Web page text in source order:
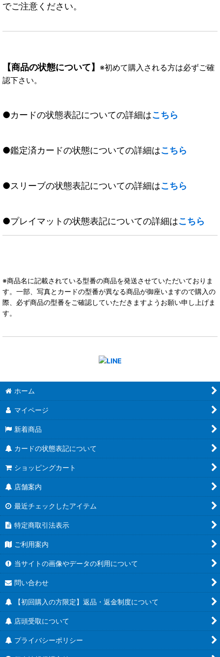
でご注意ください。
【商品の状態について】 ※初めて購入される方は必ずご確
認下さい。
●カードの状態表記についての詳細はこちら
●鑑定済カードの状態についての詳細はこちら
●スリーブの状態表記についての詳細はこちら
●プレイマットの状態表記についての詳細はこちら
※商品名に記載されている型番の商品を発送させていただいておりま
す。一部、写真とカードの型番が異なる商品が御座いますので購入の
際、必ず商品の型番をご確認していただきますようお願い申し上げま
す。
ホーム
マイページ
新着商品
カードの状態表記について
ショッピングカート
店舗案内
最近チェックしたアイテム
特定商取引法表示
ご利用案内
当サイトの画像やデータの利用について
問い合わせ
【初回購入の方限定】返品・返金制度について
店頭受取について
プライバシーポリシー